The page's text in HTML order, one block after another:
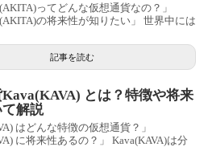
ってどんな仮想通貨なの？」
の将来性が知りたい」 世界中には
記事を読む
とは？特徴や将来
解説
はどんな特徴の仮想通貨？」
に将来性あるの？」 Kava(KAVA)は分